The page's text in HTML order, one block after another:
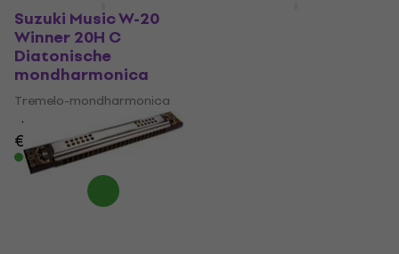
Suzuki Music W-20
Winner 20H C
Diatonische
mondharmonica
Tremelo-mondharmonica
4,4
€ 7,49
Op voorraad